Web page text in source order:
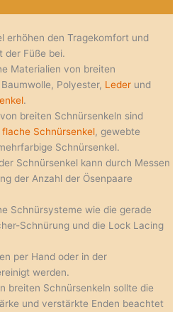
erhöhen den Tragekomfort und
der Füße bei.
Materialien von breiten
Polyester, Leder und
.
breiten Schnürsenkeln sind
flache Schnürsenkel, gewebte
Schnürsenkel.
Schnürsenkel kann durch Messen
der Anzahl der Ösenpaare
Schnürsysteme wie die gerade
Schnürung und die Lock Lacing
per Hand oder in der
werden.
breiten Schnürsenkeln sollte die
und verstärkte Enden beachtet